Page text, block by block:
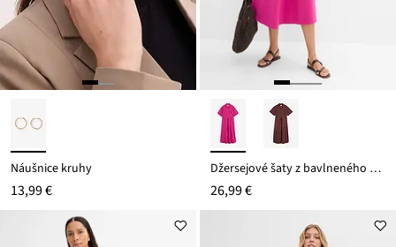
Náušnice kruhy
13,99 €
Džersejové šaty z bavlneného streču
26,99 €